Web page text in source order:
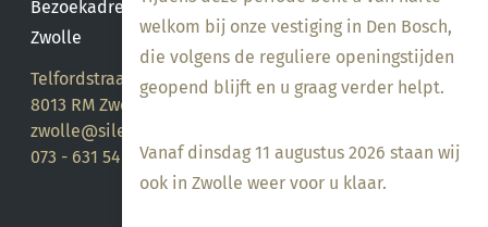
welkom bij onze vestiging in Den Bosch,
die volgens de reguliere openingstijden
geopend blijft en u graag verder helpt.
Vanaf dinsdag 11 augustus 2026 staan wij
ook in Zwolle weer voor u klaar.
Bezoekadres
Zwolle
Telfordstraat 14
8013 RM Zwolle
zwolle@silex.nl
073 - 631 54 05